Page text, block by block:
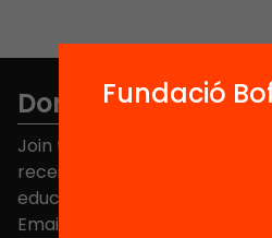
Don't miss
Join the more than 40,000
receive news about initiatives
educational change in
Email address
Fundació